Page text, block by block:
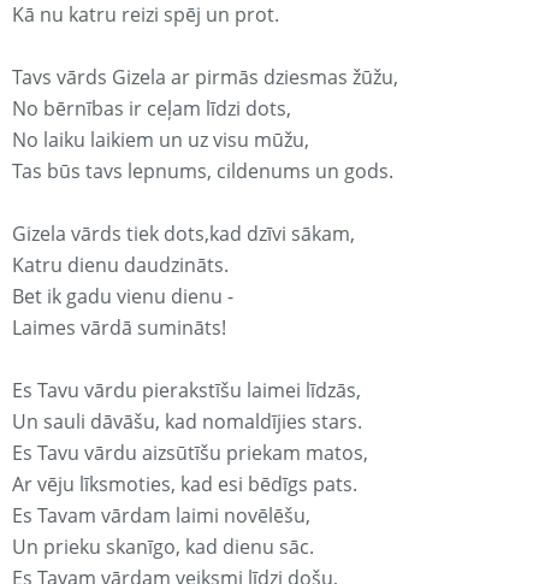
Kā nu katru reizi spēj un prot.
Tavs vārds Gizela ar pirmās dziesmas žūžu,
No bērnības ir ceļam līdzi dots,
No laiku laikiem un uz visu mūžu,
Tas būs tavs lepnums, cildenums un gods.
Gizela vārds tiek dots,kad dzīvi sākam,
Katru dienu daudzināts.
Bet ik gadu vienu dienu -
Laimes vārdā sumināts!
Es Tavu vārdu pierakstīšu laimei līdzās,
Un sauli dāvāšu, kad nomaldījies stars.
Es Tavu vārdu aizsūtīšu priekam matos,
Ar vēju līksmoties, kad esi bēdīgs pats.
Es Tavam vārdam laimi novēlēšu,
Un prieku skanīgo, kad dienu sāc.
Es Tavam vārdam veiksmi līdzi došu,